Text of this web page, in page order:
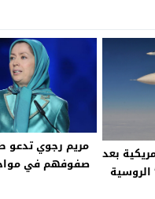
بعد
مريم رجوي تدعو
صفوفهم في